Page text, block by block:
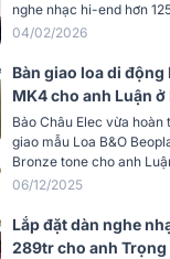
25 kg
nghe nhạc hi-end hơn
04/02/2026
Bàn giao loa di động
MK4 cho anh Luận ở
Bảo Châu Elec vừa
giao mẫu Loa B&O
Bronze tone cho anh
06/12/2025
Lắp đặt dàn nghe
289tr cho anh Trọng